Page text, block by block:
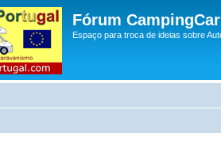
Fórum
Espaço para troca de ideias sobre